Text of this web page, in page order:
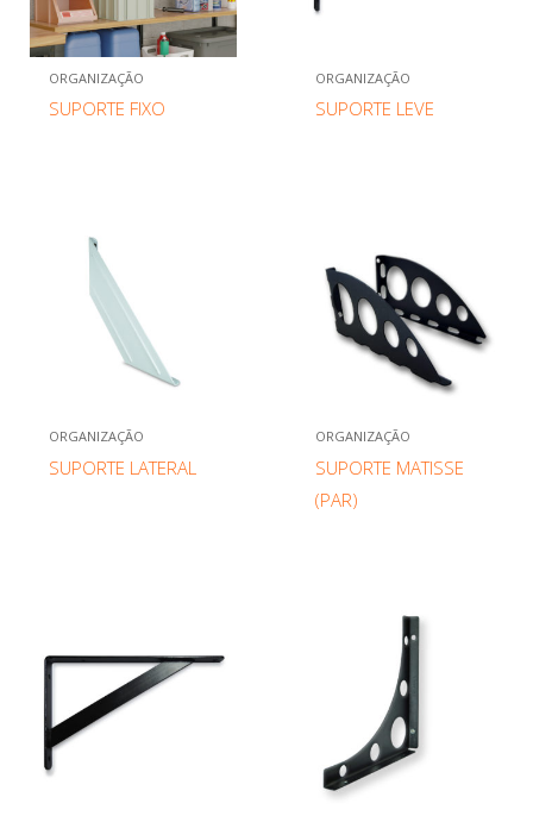
ORGANIZAÇÃO
SUPORTE FIXO
ORGANIZAÇÃO
SUPORTE LEVE
ORGANIZAÇÃO
SUPORTE LATERAL
ORGANIZAÇÃO
SUPORTE MATISSE
(PAR)